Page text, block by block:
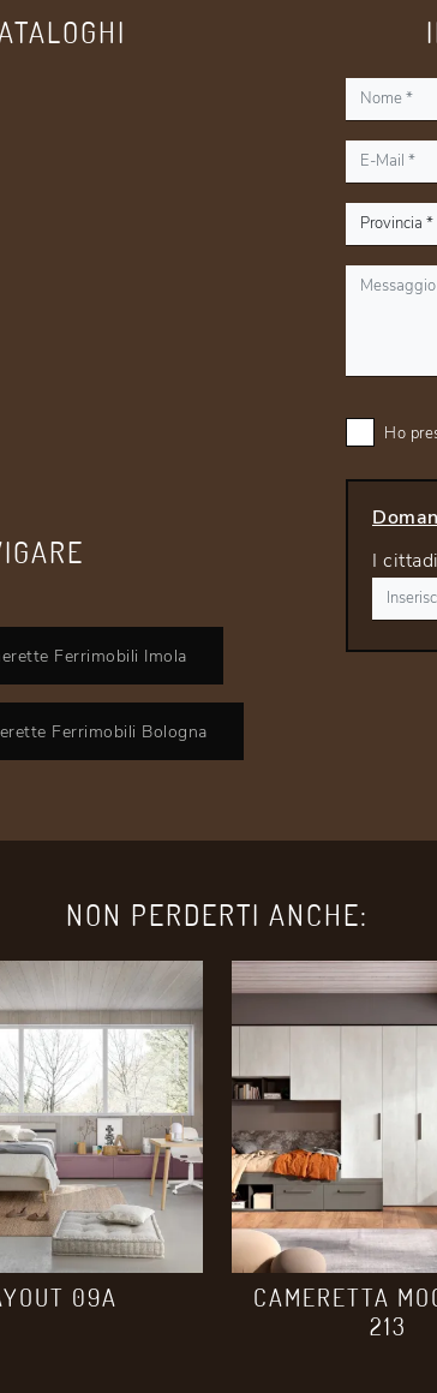
Ferrimobili Imola
Ferrimobili Bologna
Ho
I
NON PERDERTI ANCHE:
09A
CAMERETTA
213